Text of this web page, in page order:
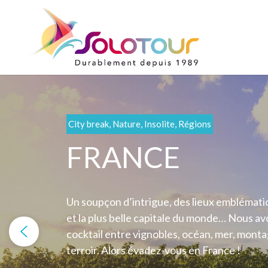
FRANCE
Un soupçon d’intrigue, des lieux
et la plus belle capitale du monde… Nous
cocktail entre vignobles, océan, mer,
terroir. Alors évadez-vous en France !
City break, Nature, Insolite, Régions
Les îles de la Méditerranée ont tout pour
soleil, du sable, des eaux cristallines, une
revendre… C’est facile, il suffit juste de
Corse, Sardaigne, Sicile, Baléares, Corfou, Malte,